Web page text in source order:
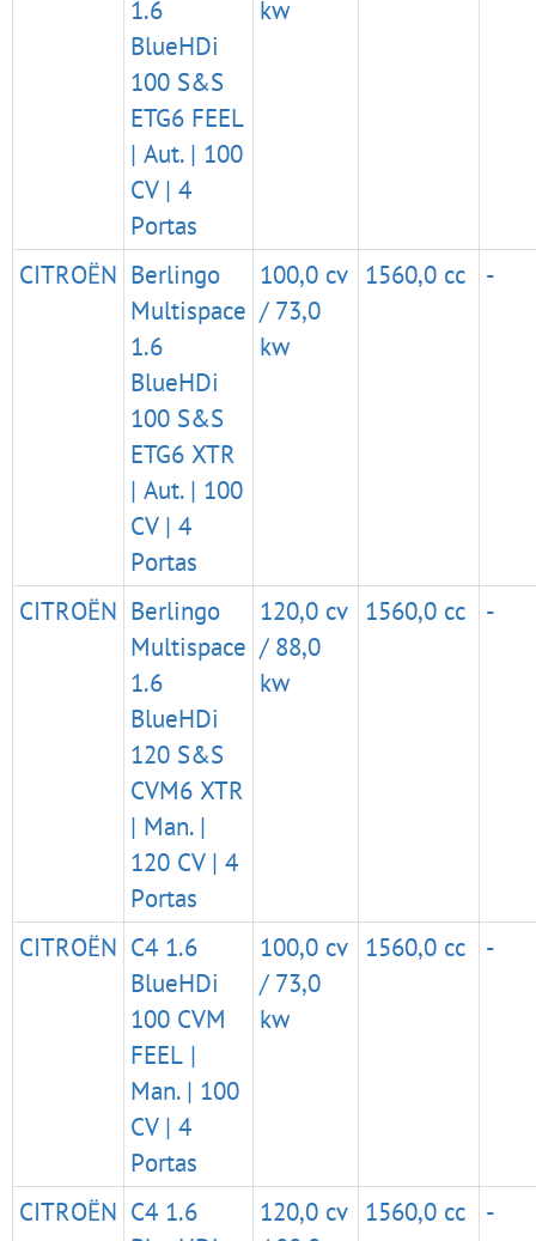
1.6
BlueHDi
100 S&S
ETG6 FEEL
| Aut. | 100
CV | 4
Portas
kw
CITROËN Berlingo
Multispace
1.6
BlueHDi
100 S&S
ETG6 XTR
| Aut. | 100
CV | 4
Portas
100,0 cv
/ 73,0
kw
1560,0 cc -
CITROËN Berlingo
Multispace
1.6
BlueHDi
120 S&S
CVM6 XTR
| Man. |
120 CV | 4
Portas
120,0 cv
/ 88,0
kw
1560,0 cc -
CITROËN C4 1.6
BlueHDi
100 CVM
FEEL |
Man. | 100
CV | 4
Portas
100,0 cv
/ 73,0
kw
1560,0 cc -
CITROËN C4 1.6
120,0 cv 1560,0 cc -